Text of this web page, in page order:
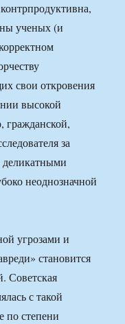
ученых (и
свои откровения
высокой
гражданской,
за
деликатными
неоднозначной
угрозами и
становится
Советская
с такой
по степени